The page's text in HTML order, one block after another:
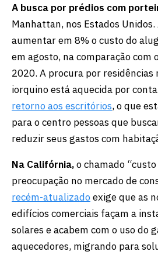
A busca por prédios com
Manhattan, nos Estados
aumentar em 8% o custo do
em agosto, na comparação com
2020. A procura por
iorquino está aquecida por
retorno aos escritórios, o que
para o centro pessoas que
reduzir seus gastos com
Na Califórnia,o chamado
preocupação no mercado de
recém-atualizadoexige que as
edifícios comerciais façam a
solares e acabem com o uso do
aquecedores, migrando para